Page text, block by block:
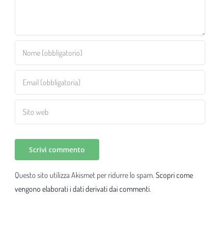
Questo sito utilizza Akismet per ridurre lo spam. Scopri come
vengono elaborati i dati derivati dai commenti.